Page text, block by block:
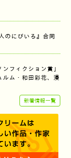
のにびいろ』合同
フィクション賞」
ム・和田彩花、漫
新着情報一覧